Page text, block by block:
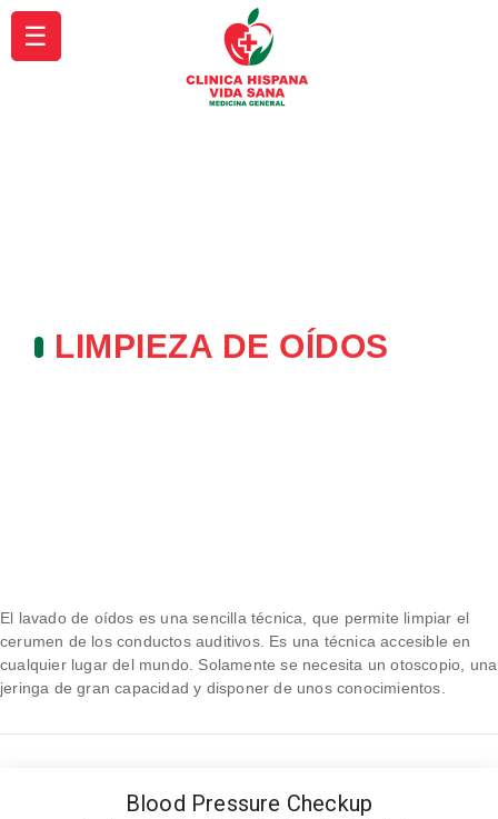
LIMPIEZA DE OÍDOS
El lavado de oídos es una sencilla técnica, que permite limpiar el
cerumen de los conductos auditivos. Es una técnica accesible en
cualquier lugar del mundo. Solamente se necesita un otoscopio, una
jeringa de gran capacidad y disponer de unos conocimientos.
Blood Pressure Checkup
☰